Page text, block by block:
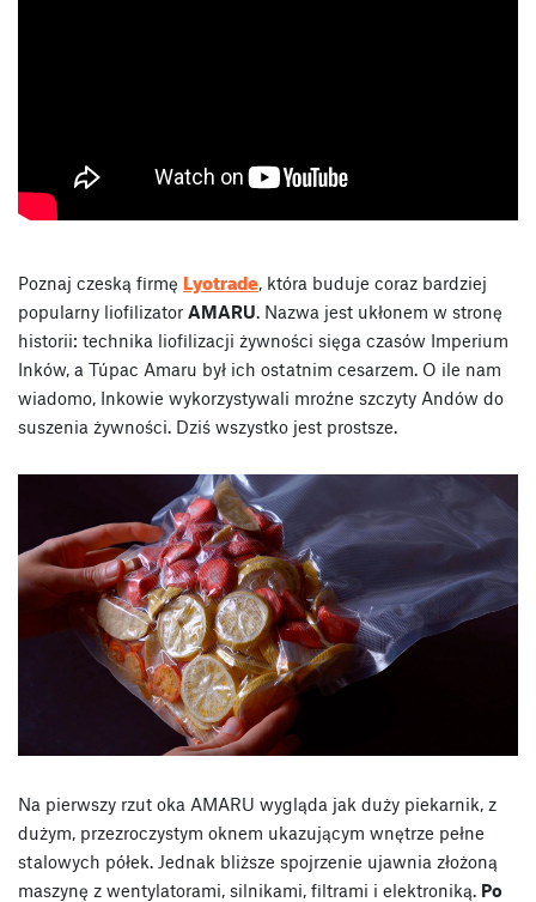
Poznaj czeską firmę Lyotrade, która buduje coraz bardziej
popularny liofilizator AMARU. Nazwa jest ukłonem w stronę
historii: technika liofilizacji żywności sięga czasów Imperium
Inków, a Túpac Amaru był ich ostatnim cesarzem. O ile nam
wiadomo, Inkowie wykorzystywali mroźne szczyty Andów do
suszenia żywności. Dziś wszystko jest prostsze.
Na pierwszy rzut oka AMARU wygląda jak duży piekarnik, z
dużym, przezroczystym oknem ukazującym wnętrze pełne
stalowych półek. Jednak bliższe spojrzenie ujawnia złożoną
maszynę z wentylatorami, silnikami, filtrami i elektroniką. Po